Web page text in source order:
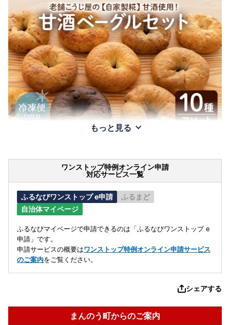
もっと見る
ワンストップ特例オンライン申請
対応サービス一覧
ふるなびワンストップ e申請
ふるまど
自治体マイページ
ふるなびマイページで申請できるのは「ふるなびワンストップ e
申請」です。
申請サービスの概要はワンストップ特例オンライン申請サービス
のご案内をご覧ください。
シェアする
まんのう町からのご案内